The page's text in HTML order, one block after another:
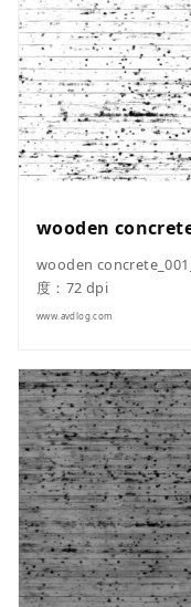
wooden
wooden
度：72 dpi
www.avdlog.com